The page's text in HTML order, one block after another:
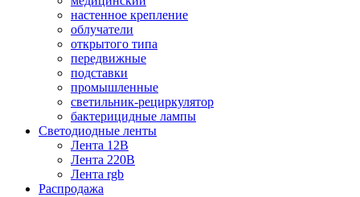
настенное крепление
облучатели
открытого типа
передвижные
подставки
промышленные
светильник-рециркулятор
бактерицидные лампы
Светодиодные ленты
Лента 12В
Лента 220В
Лента rgb
Распродажа